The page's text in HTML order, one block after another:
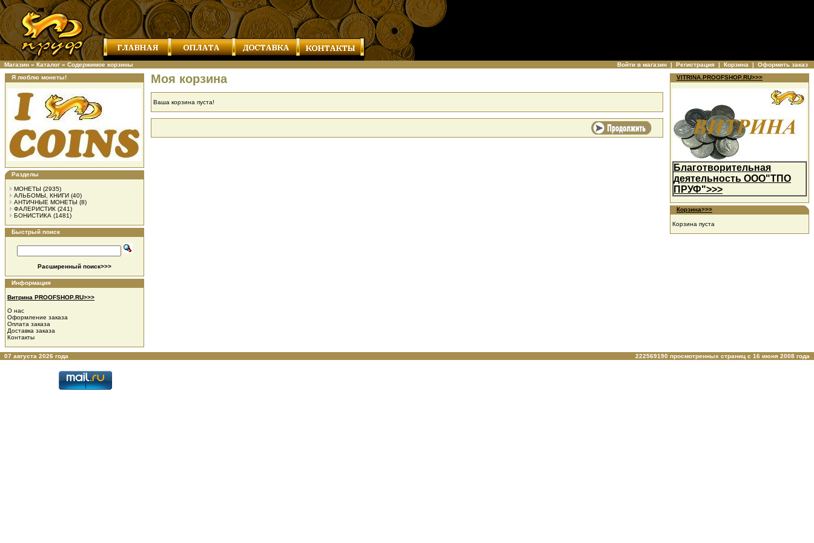
Магазин » Каталог » Содержимое корзины Войти в магазин | Регистрация | Корзина | Оформить заказ
Я люблю монеты!
Разделы
МОНЕТЫ (2935)
АЛЬБОМЫ, КНИГИ (40)
АНТИЧНЫЕ МОНЕТЫ (8)
ФАЛЕРИСТИК (241)
БОНИСТИКА (1481)
Быстрый поиск
Расширенный поиск>>>
Информация
Витрина PROOFSHOP.RU>>>
О нас
Оформление заказа
Оплата заказа
Доставка заказа
Контакты
Моя корзина
Ваша корзина пуста!
VITRINA.PROOFSHOP.RU>>>
Благотворительная
деятельность ООО"ТПО
ПРУФ">>>
Корзина>>>
Корзина пуста
07 августа 2026 года 222569190 просмотренных страниц c 16 июня 2008 года